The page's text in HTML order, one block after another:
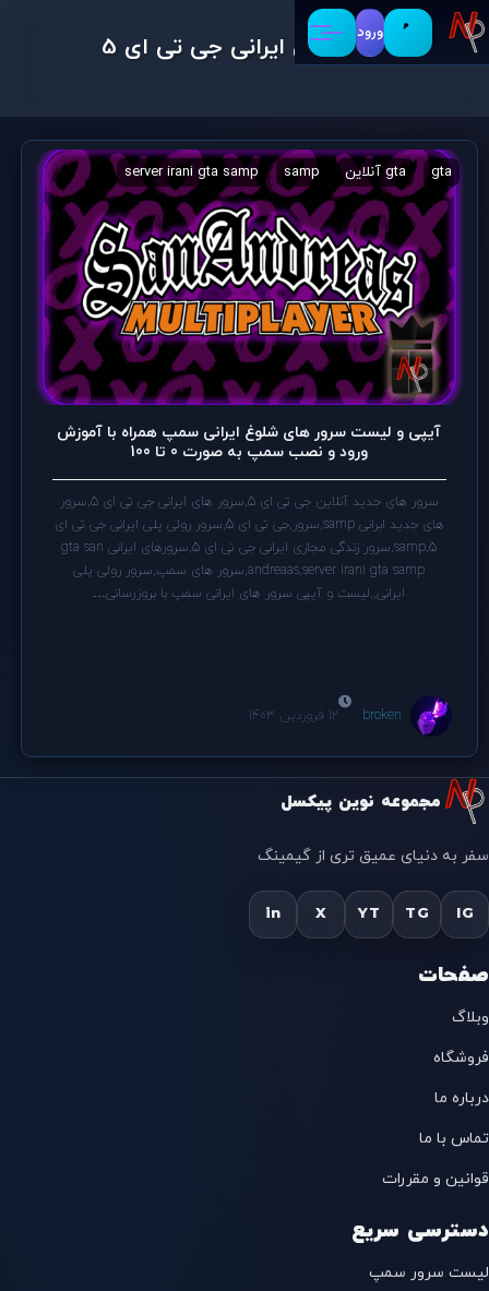
ورود
سرور های ایرانی جی تی ای 5
gta gta آنلاین samp
server irani gta samp آیپی سرور سمپ
آیپی و لیست سرور های شلوغ ایرانی سمپ همراه با آموزش
ورود و نصب سمپ به صورت 0 تا 100
سرور های جدید آنلاین جی تی ای 5,سرور های ایرانی جی تی ای 5,سرور
های جدید ابرانی samp,سرور,جی تی ای 5,سرور رولی پلی ایرانی جی تی ای
5,samp,سرور زندگی مجازی ایرانی جی تی ای 5,سرورهای ایرانی gta san
andreaas,server irani gta samp,سرور های سمپ,سرور رولی پلی
ایرانی,,لیست و آیپی سرور های ایرانی سمپ با بروزرسانی…
broken 12 فروردین 1403
مجموعه نوین پیکسل
سفر به دنیای عمیق تری از گیمینگ
IG
TG
YT
X
in
صفحات
وبلاگ
فروشگاه
درباره ما
تماس با ما
قوانین و مقررات
دسترسی سریع
لیست سرور سمپ